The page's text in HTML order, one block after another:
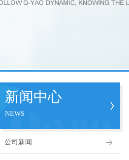
新闻中心
NEWS
公司新闻